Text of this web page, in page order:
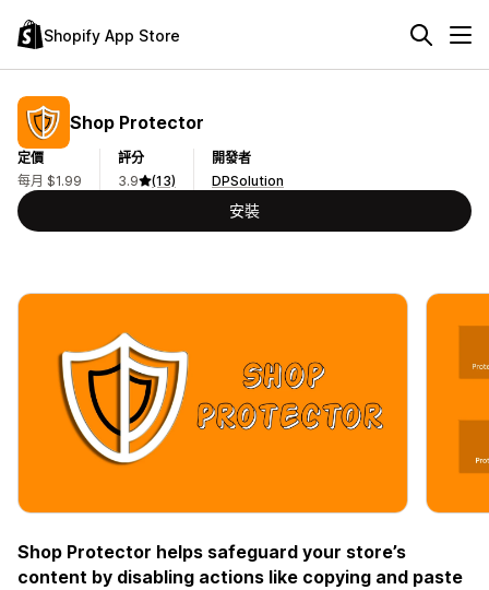
Shopify App Store
Shop Protector
定價
每月 $1.99
評分
3.9
(13)
開發者
DPSolution
安裝
Shop Protector helps safeguard your store’s
content by disabling actions like copying and paste